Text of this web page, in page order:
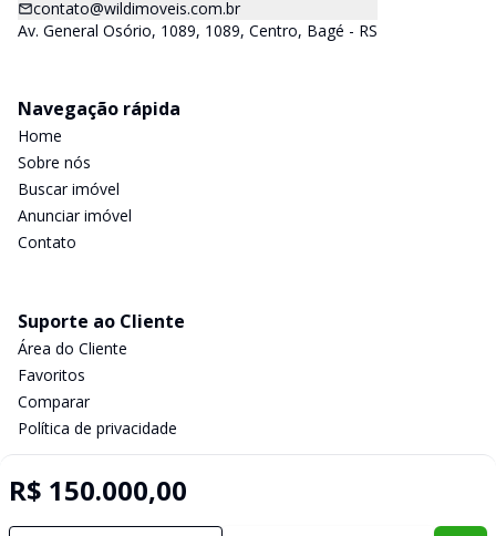
R$ 150.000,00
contato@wildimoveis.com.br
Av. General Osório, 1089, 1089, Centro, Bagé - RS
Navegação rápida
Home
Sobre nós
Buscar imóvel
Anunciar imóvel
Contato
Suporte ao Cliente
Área do Cliente
Favoritos
Comparar
Política de privacidade